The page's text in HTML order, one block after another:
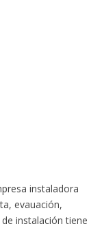
instaladora
evauación,
instalación tiene